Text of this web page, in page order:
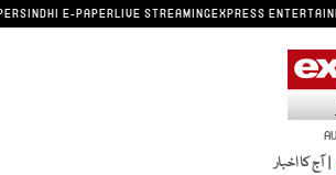
SINDHI E-PAPERLIVE STREAMINGEXPRESS
| آج کا اخبار